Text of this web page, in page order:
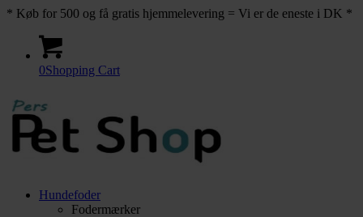
* Køb for 500 og få gratis hjemmelevering = Vi er de eneste i DK *
0Shopping Cart
Hundefoder
Fodermærker